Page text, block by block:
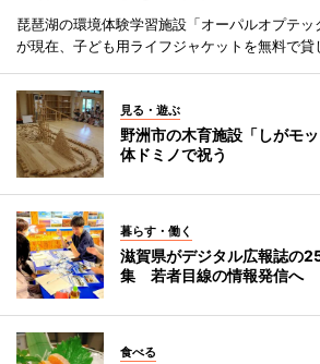
琵琶湖の環境体験学習施設「オーパルオプテッ
が現在、子ども用ライフジャケットを無料で貸
見る・遊ぶ
野洲市の木育施設「しがモ
体ドミノで祝う
暮らす・働く
滋賀県がデジタル広報誌の
集 若者目線の情報発信へ
食べる